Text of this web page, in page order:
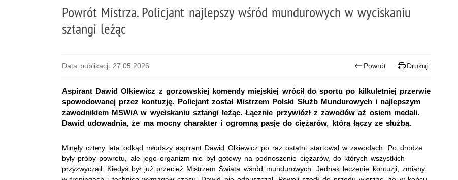
Powrót Mistrza. Policjant najlepszy wśród mundurowych w wyciskaniu
sztangi leżąc
Data publikacji 27.05.2026 Powrót Drukuj
Aspirant Dawid Olkiewicz z gorzowskiej komendy miejskiej wrócił do sportu po kilkuletniej przerwie
spowodowanej przez kontuzję. Policjant został Mistrzem Polski Służb Mundurowych i najlepszym
zawodnikiem MSWiA w wyciskaniu sztangi leżąc. Łącznie przywiózł z zawodów aż osiem medali.
Dawid udowadnia, że ma mocny charakter i ogromną pasję do ciężarów, którą łączy ze służbą.
Minęły cztery lata odkąd młodszy aspirant Dawid Olkiewicz po raz ostatni startował w zawodach. Po drodze
były próby powrotu, ale jego organizm nie był gotowy na podnoszenie ciężarów, do których wszystkich
przyzwyczaił. Kiedyś był już przecież Mistrzem Świata wśród mundurowych. Jednak leczenie kontuzji, zmiany